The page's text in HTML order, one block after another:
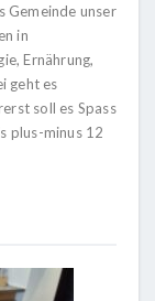
Gemeinde unser
in
Ernährung,
geht es
soll es Spass
plus-minus 12